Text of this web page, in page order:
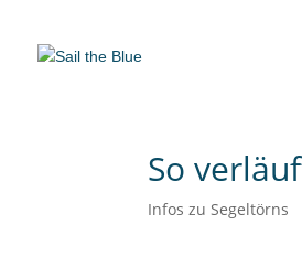
So
Infos zu Segeltörns